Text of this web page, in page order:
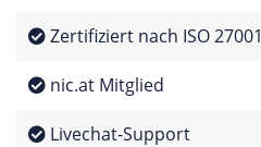
Zertifiziert nach ISO 27001
nic.at Mitglied
Livechat-Support